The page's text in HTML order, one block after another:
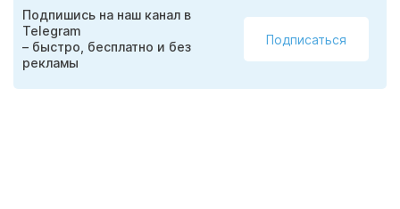
Подпишись на наш канал в
Telegram
– быстро, бесплатно и без
рекламы
Подписаться